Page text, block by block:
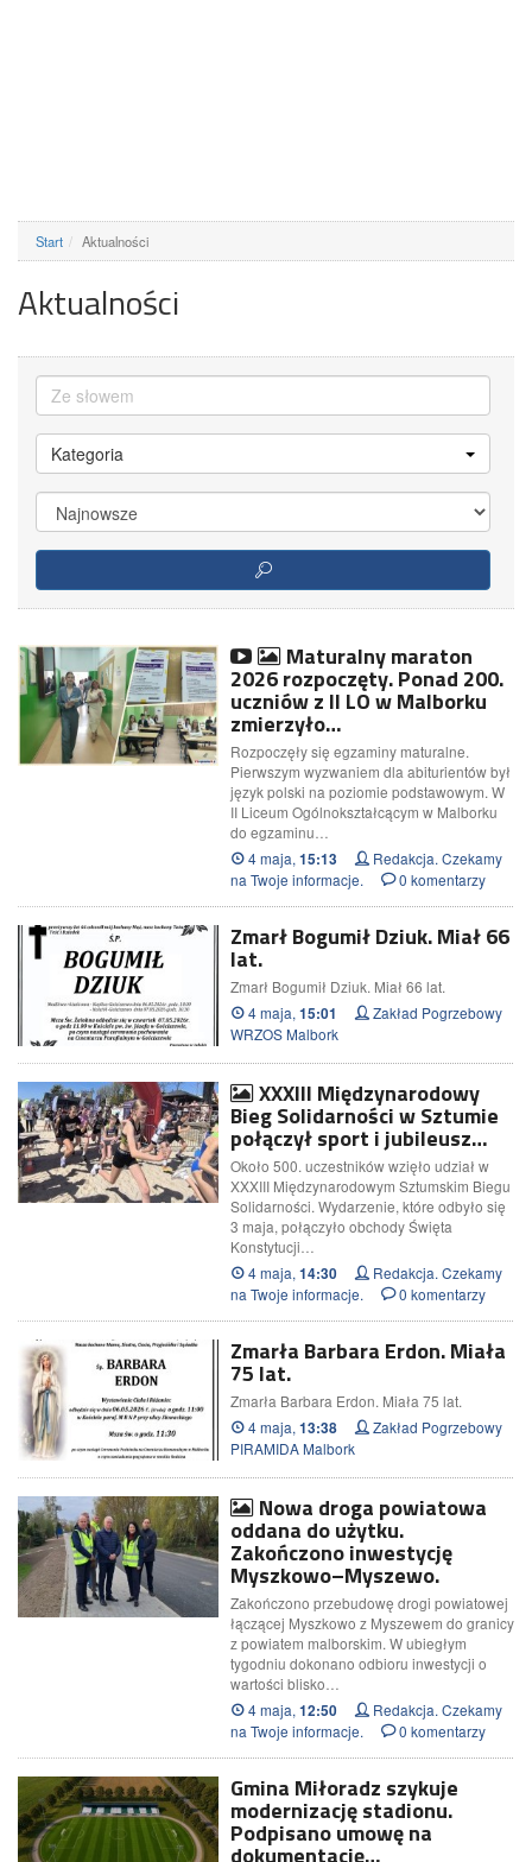
Start Aktualności
Aktualności
Kategoria
Maturalny maraton
2026 rozpoczęty. Ponad 200.
uczniów z II LO w Malborku
zmierzyło…
Rozpoczęły się egzaminy maturalne.
Pierwszym wyzwaniem dla abiturientów był
język polski na poziomie podstawowym. W
II Liceum Ogólnokształcącym w Malborku
do egzaminu…
4 maja, 15:13
Redakcja. Czekamy
na Twoje informacje.
0 komentarzy
Zmarł Bogumił Dziuk. Miał 66
lat.
Zmarł Bogumił Dziuk. Miał 66 lat.
4 maja, 15:01
Zakład Pogrzebowy
WRZOS Malbork
XXXIII Międzynarodowy
Bieg Solidarności w Sztumie
połączył sport i jubileusz…
Około 500. uczestników wzięło udział w
XXXIII Międzynarodowym Sztumskim Biegu
Solidarności. Wydarzenie, które odbyło się
3 maja, połączyło obchody Święta
Konstytucji…
4 maja, 14:30
Redakcja. Czekamy
na Twoje informacje.
0 komentarzy
Zmarła Barbara Erdon. Miała
75 lat.
Zmarła Barbara Erdon. Miała 75 lat.
4 maja, 13:38
Zakład Pogrzebowy
PIRAMIDA Malbork
Nowa droga powiatowa
oddana do użytku.
Zakończono inwestycję
Myszkowo–Myszewo.
Zakończono przebudowę drogi powiatowej
łączącej Myszkowo z Myszewem do granicy
z powiatem malborskim. W ubiegłym
tygodniu dokonano odbioru inwestycji o
wartości blisko…
4 maja, 12:50
Redakcja. Czekamy
na Twoje informacje.
0 komentarzy
Gmina Miłoradz szykuje
modernizację stadionu.
Podpisano umowę na
dokumentację…